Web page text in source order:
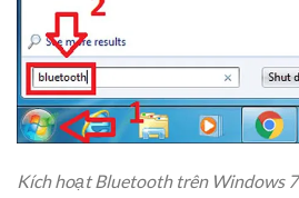
Kích hoạt Bluetooth trên Windows 7